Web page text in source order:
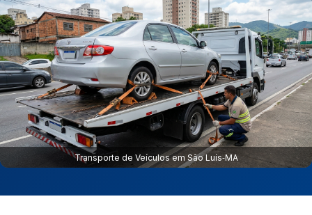
Transporte de Veículos em São Luís‑MA